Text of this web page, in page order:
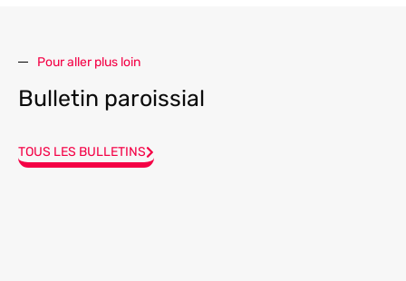
Pour aller plus loin
Bulletin paroissial
TOUS LES BULLETINS